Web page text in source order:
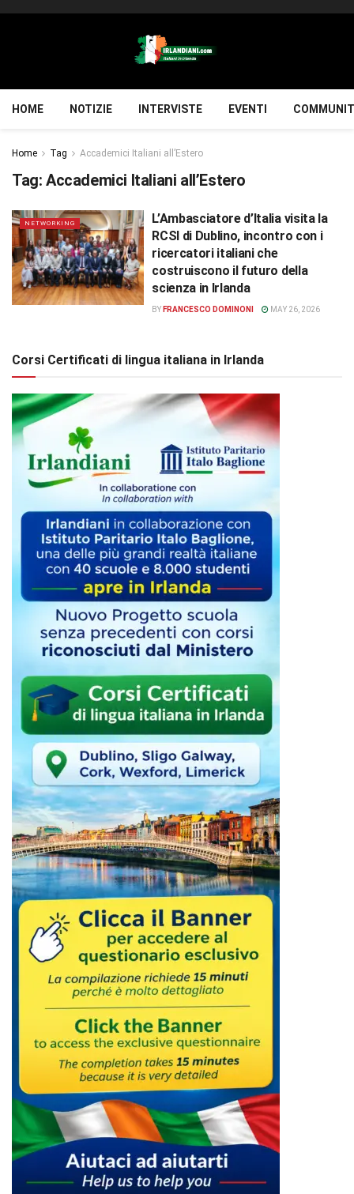
HOME NOTIZIE INTERVISTE EVENTI
Home Tag Accademici Italiani all’Estero
Tag: Accademici Italiani all’Estero
NETWORKING
L’Ambasciatore d’Italia visita la
RCSI di Dublino, incontro con i
ricercatori italiani che
costruiscono il futuro della
scienza in Irlanda
BY FRANCESCO DOMINONI MAY 26, 2026
Corsi Certificati di lingua italiana in Irlanda